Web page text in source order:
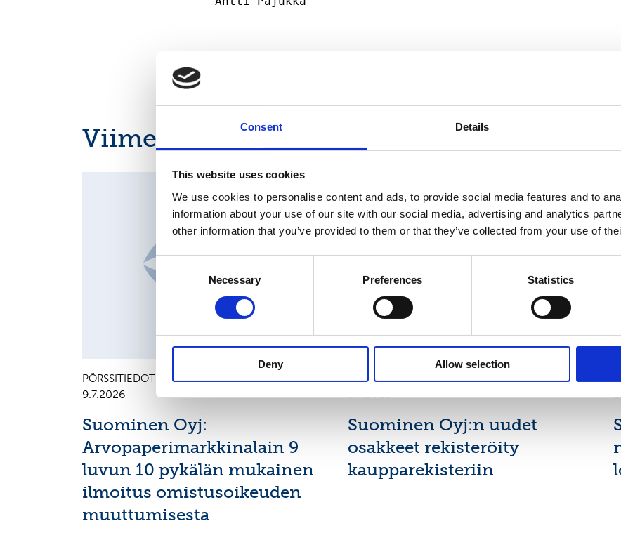
Consent Details
This website uses cookies
We use cookies to personalise content and ads, to provide social media features and to
information about your use of our site with our social media, advertising and analytics
other information that you’ve provided to them or that they’ve collected from your use of
Selection
Necessary Preferences Statistics
Deny Allow selection
Viimeisimmät uutiset
MAJOR SHAREHOLDER ANNOUNCEMENTS, EUROPEAN
REGULATORY NEWS
PÖRSSITIEDOTE
9.7.2026
Suominen Oyj:
Arvopaperimarkkinalain 9
luvun 10 pykälän mukainen
ilmoitus omistusoikeuden
muuttumisesta
REGULATORY NEWS
PÖRSSITIEDOTE
Suominen Oyj:n uudet
osakkeet rekisteröity
kaupparekisteriin